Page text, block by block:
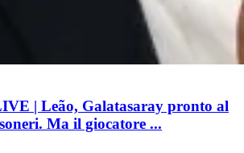
| Leão, Galatasaray pronto al
Ma il giocatore ...